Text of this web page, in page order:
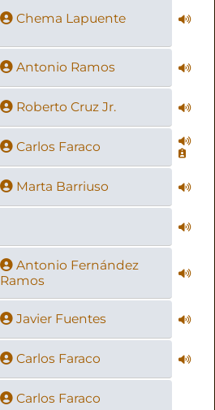
Chema Lapuente
Antonio Ramos
Roberto Cruz Jr.
Carlos Faraco
Marta Barriuso
Antonio Fernández
Ramos
Javier Fuentes
Carlos Faraco
Carlos Faraco